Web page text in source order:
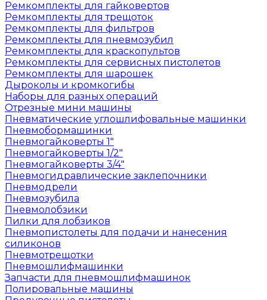
Ремкомплекты для гайковертов
Ремкомплекты для трещоток
Ремкомплекты для фильтров
Ремкомплекты для пневмозубил
Ремкомплекты для краскопультов
Ремкомплекты для сервисных пистолетов
Ремкомплекты для шарошек
Дыроколы и кромкогибы
Наборы для разных операций
Отрезные мини машины
Пневматические углошлифовальные машинки
Пневмобормашинки
Пневмогайковерты 1"
Пневмогайковерты 1/2"
Пневмогайковерты 3/4"
Пневмогидравлические заклепочники
Пневмодрели
Пневмозубила
Пневмолобзики
Пилки для лобзиков
Пневмопистолеты для подачи и нанесения
силиконов
Пневмотрещотки
Пневмошлифмашинки
Запчасти для пневмошлифмашинок
Полировальные машины